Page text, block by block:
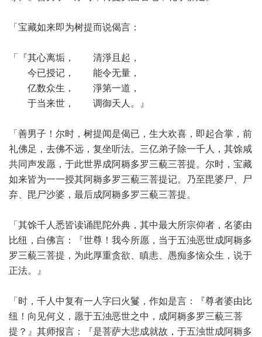
「宝藏如来即为树提而说偈言：
「『其心离垢， 清淨且起，
今已授记， 能令无量，
亿数众生， 淨第一道，
于当来世， 调御天人。』
「善男子！尔时，树提闻是偈已，生大欢喜，即起合掌，前
礼佛足，去佛不远，复坐听法。三亿弟子除一千人，其馀咸
共同声发愿，于此世界成阿耨多罗三藐三菩提。尔时，宝藏
如来皆为一一授其阿耨多罗三藐三菩提记。乃至毘婆尸、尸
弃、毘尸沙婆，最后成阿耨多罗三藐三菩提。
「其馀千人悉皆读诵毘陀外典，其中最大所宗仰者，名婆由
比纽，白佛言：『世尊！我今所愿，当于五浊恶世成阿耨多
罗三藐三菩提，为此厚重贪欲、瞋恚、愚痴多恼众生，说于
正法。』
「时，千人中复有一人字曰火鬘，作如是言：『尊者婆由比
纽！向见何义，愿于五浊恶世之中，成阿耨多罗三藐三菩
提？』其师报言：『是菩萨大悲成就故，于五浊世成阿耨多